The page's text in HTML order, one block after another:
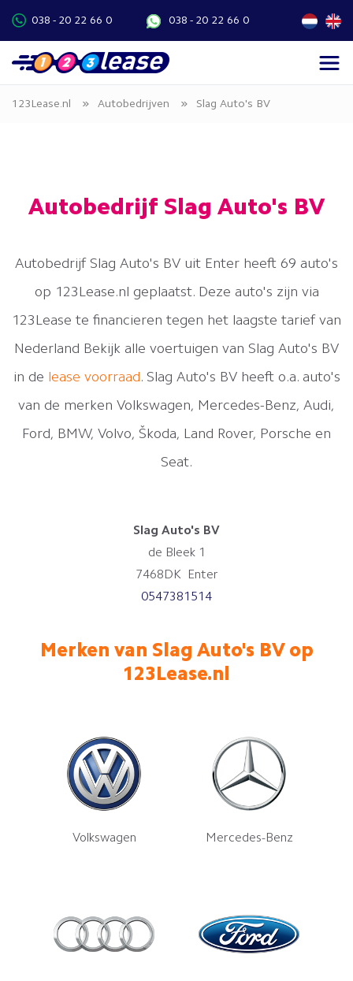
038 - 20 22 66 0 038 - 20 22 66 0
123Lease.nl » Autobedrijven » Slag Auto's BV
Autobedrijf Slag Auto's BV
Autobedrijf Slag Auto's BV uit Enter heeft 69 auto's
op 123Lease.nl geplaatst. Deze auto's zijn via
123Lease te financieren tegen het laagste tarief van
Nederland Bekijk alle voertuigen van Slag Auto's BV
in de lease voorraad . Slag Auto's BV heeft o.a. auto's
van de merken Volkswagen, Mercedes-Benz, Audi,
Ford, BMW, Volvo, Škoda, Land Rover, Porsche en
Seat.
Slag Auto's BV
de Bleek 1
7468DK Enter
0547381514
Merken van Slag Auto's BV op
123Lease.nl
Volkswagen Mercedes-Benz